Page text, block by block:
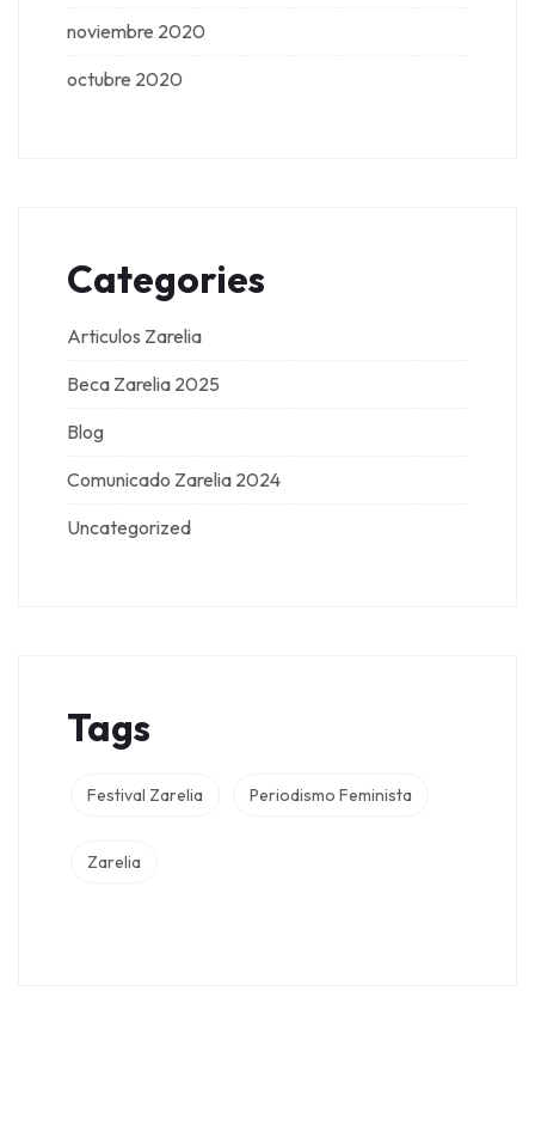
noviembre 2020
octubre 2020
Categories
Articulos Zarelia
Beca Zarelia 2025
Blog
Comunicado Zarelia 2024
Uncategorized
Tags
Festival Zarelia Periodismo Feminista
Zarelia